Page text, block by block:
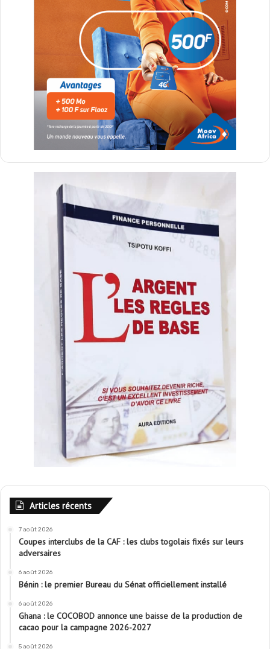
Articles récents
7 août 2026
Coupes interclubs de la CAF : les clubs togolais fixés sur leurs
adversaires
6 août 2026
Bénin : le premier Bureau du Sénat officiellement installé
6 août 2026
Ghana : le COCOBOD annonce une baisse de la production de
cacao pour la campagne 2026-2027
5 août 2026